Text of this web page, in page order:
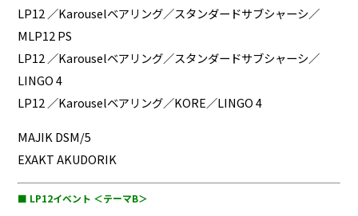
LP12 ／Karouselベアリング／スタンダードサブシャーシ／
MLP12 PS
LP12 ／Karouselベアリング／スタンダードサブシャーシ／
LINGO 4
LP12 ／Karouselベアリング／KORE／LINGO 4
MAJIK DSM/5
EXAKT AKUDORIK
■ LP12イベント ＜テーマB＞